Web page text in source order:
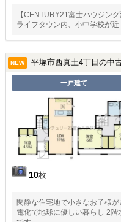
【CENTURY21富士ハウジン
ライフタウン内、小中学校が
NEW 平塚市西真土4丁目の中
一戸建て
10枚
閑静な住宅地で小さなお子様
電化で地球に優しい暮らし 2